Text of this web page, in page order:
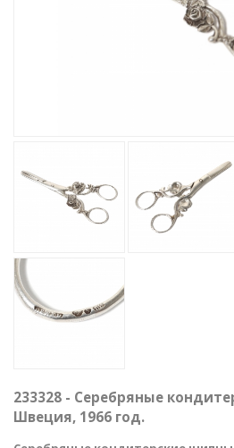
233328 - Серебряные
Швеция, 1966 год.